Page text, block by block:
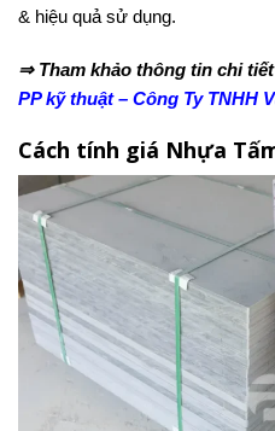
& hiệu quả sử dụng.
⇒ Tham khảo thông tin chi
PP kỹ thuật– Công Ty TNHH
Cách tính giá Nhựa